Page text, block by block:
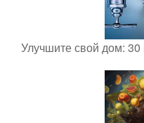
Улучшите свой дом: 30